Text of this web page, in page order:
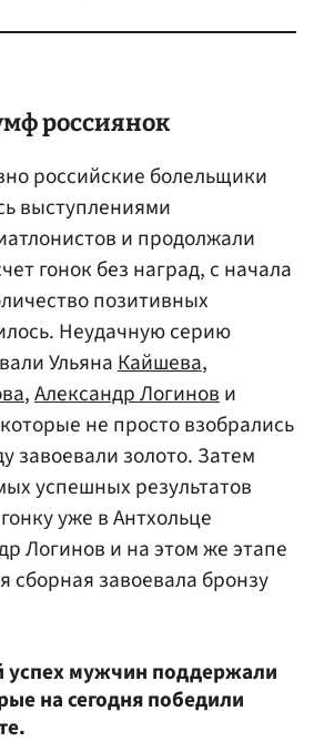
россиянок
российские болельщики
выступлениями
и продолжали
гонок без наград, с начала
позитивных
Неудачную серию
УльянаКайшева,
,Александр Логинови
не просто взобрались
завоевали золото. Затем
успешных результатов
уже в Антхольце
Логинов и на этом же этапе
сборная завоевала бронзу
мужчин поддержали
на сегодня победили